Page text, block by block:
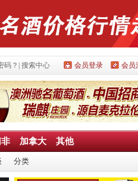
码？ 搜索中心 会员登录 会员
加拿大 其他
分类